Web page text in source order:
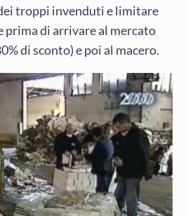
troppi invenduti e limitare
prima di arrivare al mercato
di sconto) e poi al macero.